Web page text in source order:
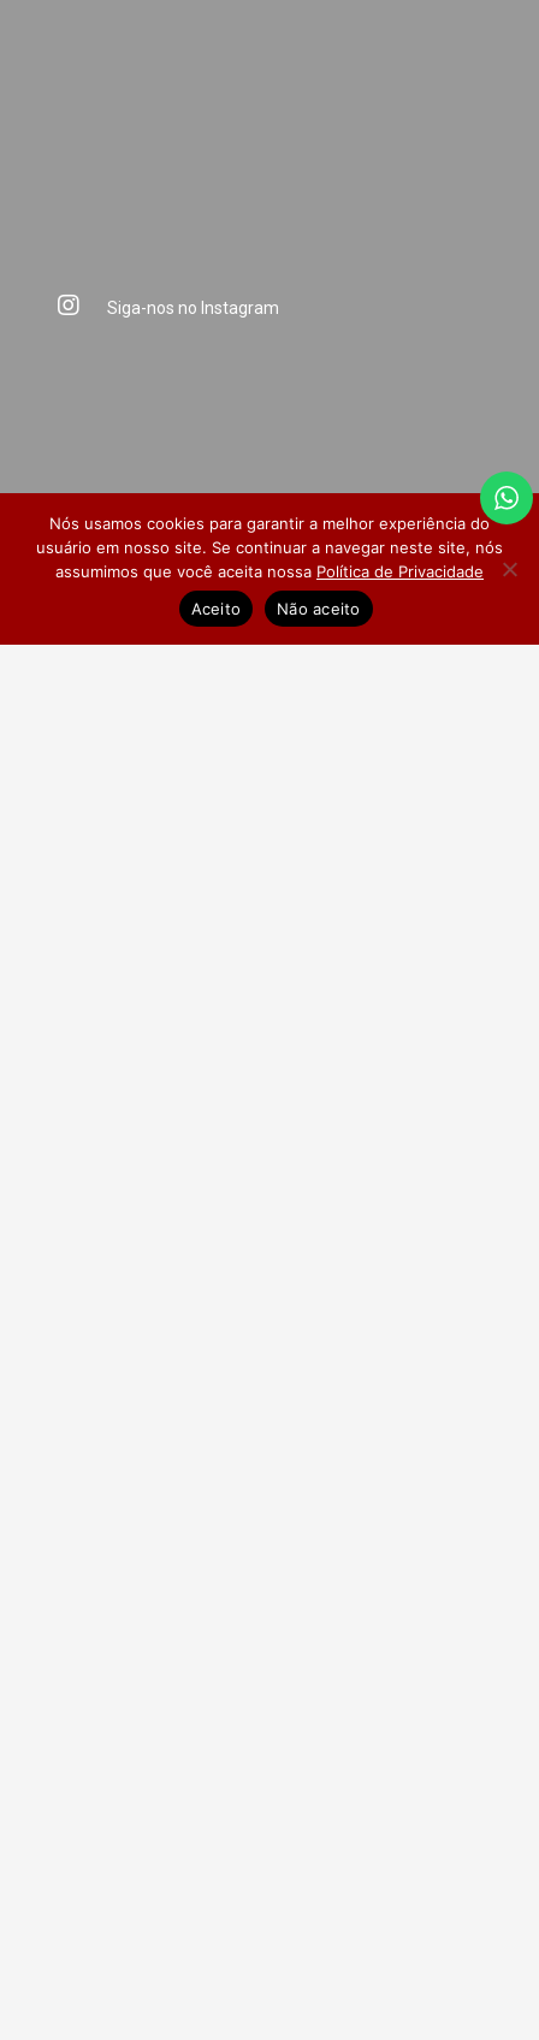
Siga-nos no Instagram
Pesquisa de Satisfação
Nós usamos cookies para garantir a melhor experiência do
usuário em nosso site. Se continuar a navegar neste site, nós
assumimos que você aceita nossa Política de Privacidade
Aceito
Não aceito